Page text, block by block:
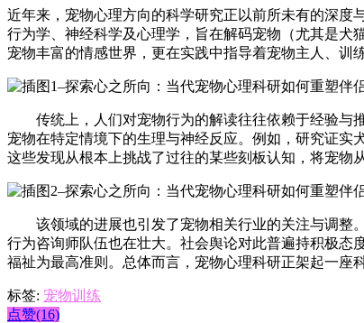
近年来，宠物心理方向的科学研究正以前所未有的深度
行为学、神经科学及心理学，旨在解码宠物（尤其是犬
宠物丰富的情感世界，更在实践中指导着宠物主人、训
传统上，人们对宠物行为的解读往往依赖于经验与推
宠物在特定情境下的生理与神经反应。例如，研究证实
这些发现从根本上挑战了过往的某些刻板认知，将宠物
该领域的进展也引发了宠物相关行业的关注与调整。
行为咨询师队伍也在壮大。社会舆论对此普遍持积极态
福祉为最高准则。总体而言，宠物心理科研正架起一座
标签: 宠物训练
点赞(16)